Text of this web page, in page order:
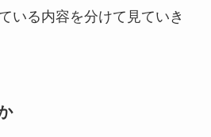
いる内容を分けて見ていき